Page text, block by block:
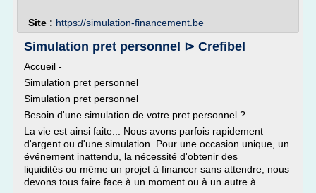
Site : https://simulation-financement.be
Simulation pret personnel ⊳ Crefibel
Accueil -
Simulation pret personnel
Simulation pret personnel
Besoin d'une simulation de votre pret personnel ?
La vie est ainsi faite... Nous avons parfois rapidement
d'argent ou d'une simulation. Pour une occasion unique, un
événement inattendu, la nécessité d'obtenir des
liquidités ou même un projet à financer sans attendre, nous
devons tous faire face à un moment ou à un autre à...